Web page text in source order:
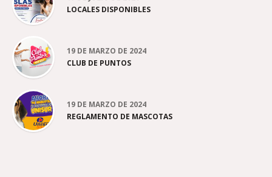
LOCALES DISPONIBLES
19 DE MARZO DE 2024
CLUB DE PUNTOS
19 DE MARZO DE 2024
REGLAMENTO DE MASCOTAS